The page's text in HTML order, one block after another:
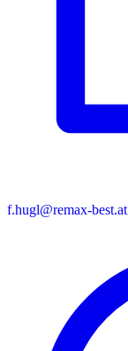
f.hugl@remax-best.at